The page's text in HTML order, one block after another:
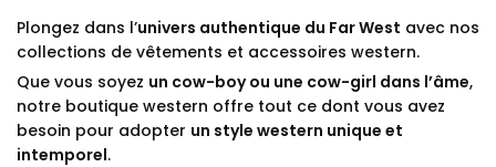
Plongez dans l’univers authentique du Far West avec nos
collections de vêtements et accessoires western.
Que vous soyez un cow-boy ou une cow-girl dans l’âme,
notre boutique western offre tout ce dont vous avez
besoin pour adopter un style western unique et
intemporel.